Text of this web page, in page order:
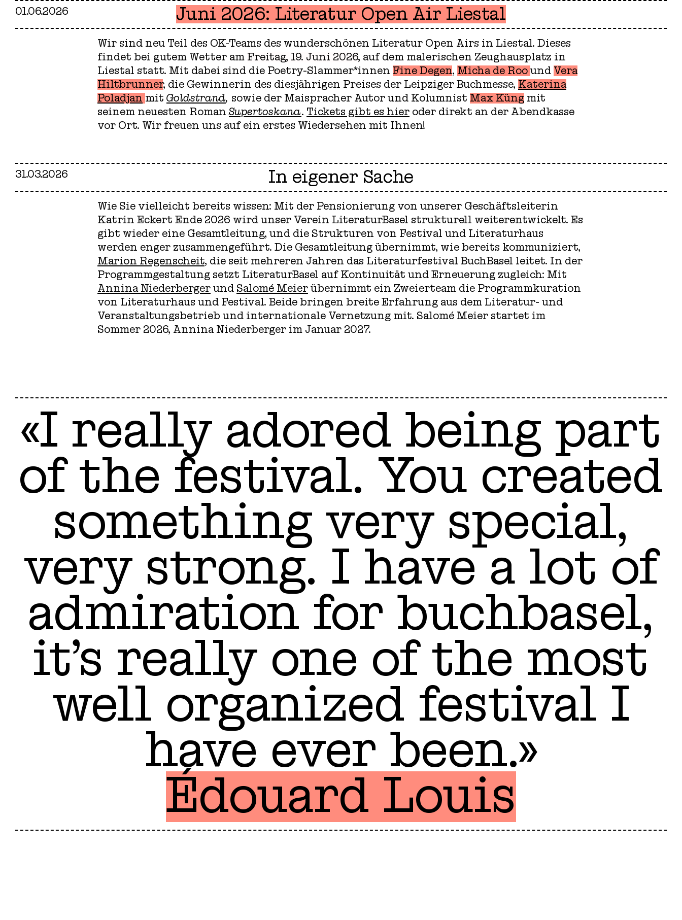
01.06.2026 Juni 2026: Literatur Open Air Liestal
Wir sind neu Teil des OK-Teams des wunderschönen Literatur Open Airs in Liestal. Dieses
findet bei gutem Wetter am Freitag, 19. Juni 2026, auf dem malerischen Zeughausplatz in
Liestal statt. Mit dabei sind die Poetry-Slammer*innen Fine Degen, Micha de Roo und Vera
Hiltbrunner, die Gewinnerin des diesjährigen Preises der Leipziger Buchmesse, Katerina
Poladjan mit Goldstrand, sowie der Maispracher Autor und Kolumnist Max Küng mit
seinem neuesten RomanSupertoskana. Tickets gibt es hier oder direkt an der Abendkasse
vor Ort. Wir freuen uns auf ein erstes Wiedersehen mit Ihnen!
31.03.2026 In eigener Sache
Wie Sie vielleicht bereits wissen: Mit der Pensionierung von unserer Geschäftsleiterin
Katrin Eckert Ende 2026 wird unser Verein LiteraturBasel strukturell weiterentwickelt. Es
gibt wieder eine Gesamtleitung, und die Strukturen von Festival und Literaturhaus
werden enger zusammengeführt. Die Gesamtleitung übernimmt, wie bereits kommuniziert,
Marion Regenscheit, die seit mehreren Jahren das Literaturfestival BuchBasel leitet. In der
Programmgestaltung setzt LiteraturBasel auf Kontinuität und Erneuerung zugleich: Mit
Annina Niederberger und Salomé Meier übernimmt ein Zweierteam die Programmkuration
von Literaturhaus und Festival. Beide bringen breite Erfahrung aus dem Literatur- und
Veranstaltungsbetrieb und internationale Vernetzung mit. Salomé Meier startet im
Sommer 2026, Annina Niederberger im Januar 2027.
«I really adored being part
of the festival. You created
something very special,
very strong. I have a lot of
admiration for buchbasel,
it’s really one of the most
well organized festival I
have ever been.»
Édouard Louis